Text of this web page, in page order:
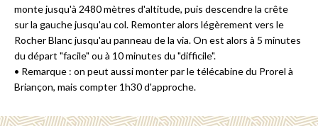
monte jusqu'à 2480 mètres d'altitude, puis descendre la crête
sur la gauche jusqu'au col. Remonter alors légèrement vers le
Rocher Blanc jusqu'au panneau de la via. On est alors à 5 minutes
du départ "facile" ou à 10 minutes du "difficile".
• Remarque : on peut aussi monter par le télécabine du Prorel à
Briançon, mais compter 1h30 d'approche.